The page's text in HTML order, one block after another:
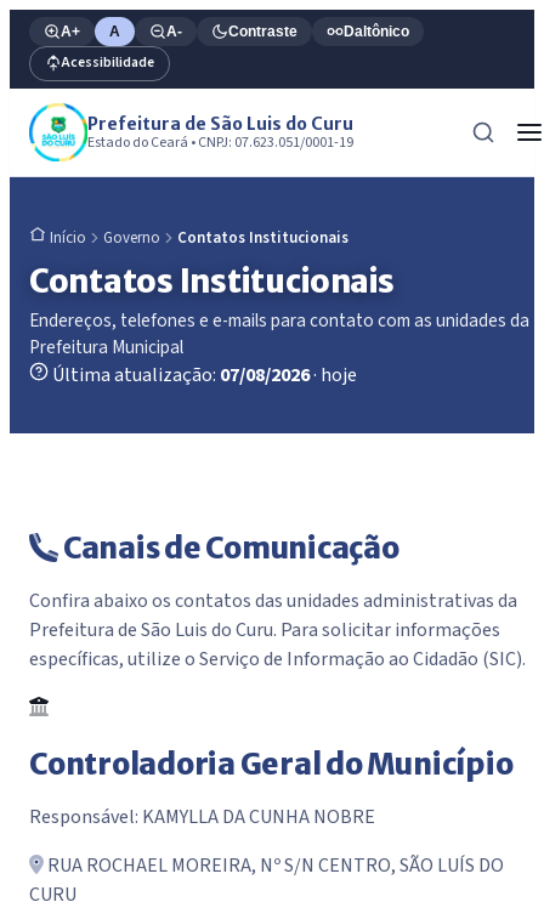
A+ A A- Contraste Daltônico
Acessibilidade
Prefeitura de São Luis do Curu
Estado do Ceará • CNPJ: 07.623.051/0001-19
Início Governo Contatos Institucionais
Contatos Institucionais
Endereços, telefones e e-mails para contato com as unidades da
Prefeitura Municipal
Última atualização: 07/08/2026· hoje
Canais de Comunicação
Confira abaixo os contatos das unidades administrativas da
Prefeitura de São Luis do Curu. Para solicitar informações
específicas, utilize o Serviço de Informação ao Cidadão (SIC).
Controladoria Geral do Município
Responsável: KAMYLLA DA CUNHA NOBRE
RUA ROCHAEL MOREIRA, Nº S/N CENTRO, SÃO LUÍS DO
CURU